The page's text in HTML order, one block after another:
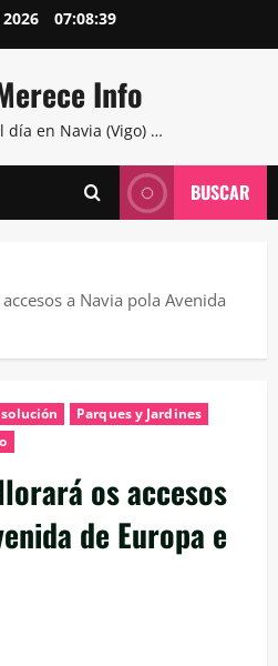
07:08:40
Info
día en Navia (Vigo) …
BUSCAR
a Navia pola Avenida
Parques y Jardines
os accesos
de Europa e